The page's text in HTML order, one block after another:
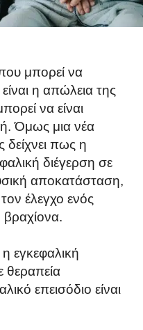
μπορεί να
η απώλεια της
να είναι
Όμως μια νέα
δείχνει πως η
διέγερση σε
αποκατάσταση,
έλεγχο ενός
εγκεφαλική
θεραπεία
επεισόδιο είναι